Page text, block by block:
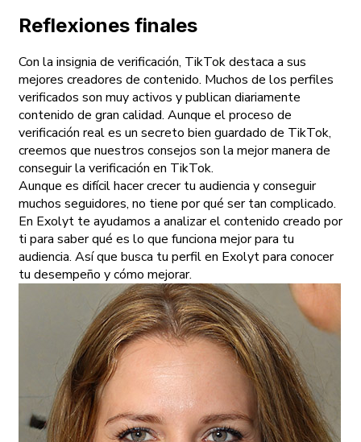
Reflexiones finales
Con la insignia de verificación, TikTok destaca a sus
mejores creadores de contenido. Muchos de los perfiles
verificados son muy activos y publican diariamente
contenido de gran calidad. Aunque el proceso de
verificación real es un secreto bien guardado de TikTok,
creemos que nuestros consejos son la mejor manera de
conseguir la verificación en TikTok.
Aunque es difícil hacer crecer tu audiencia y conseguir
muchos seguidores, no tiene por qué ser tan complicado.
En Exolyt te ayudamos a analizar el contenido creado por
ti para saber qué es lo que funciona mejor para tu
audiencia. Así que busca tu perfil en Exolyt para conocer
tu desempeño y cómo mejorar.